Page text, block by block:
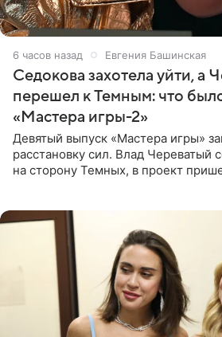
6 часов назад Евгения Башинская
Седокова захотела уйти, а
перешел к Темным: что
«Мастера игры-2»
Девятый выпуск «Мастера игры»
расстановку сил. Влад Череватый
на сторону Темных, в проект